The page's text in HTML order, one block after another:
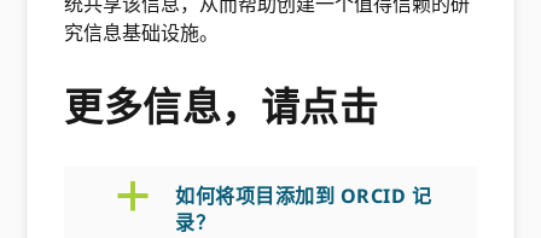
究信息基础设施。
更多信息，请点击
a
如何将项目添加到 ORCID 记
录？